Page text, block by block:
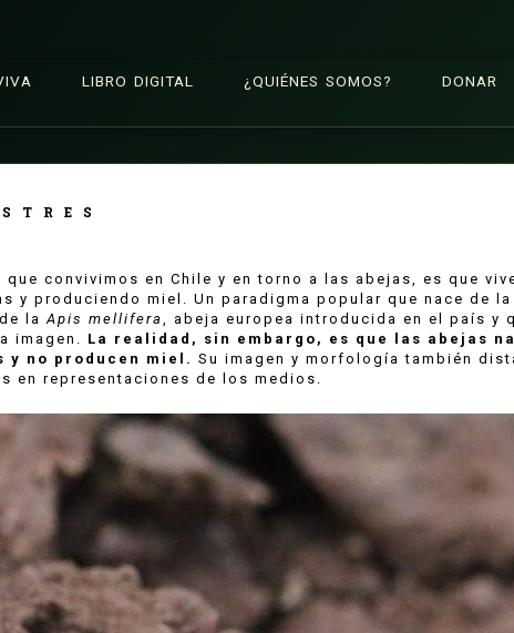
LIBRO DIGITAL ¿QUIÉNES SOMOS? DONAR
convivimos en Chile y en torno a las abejas, es que
y produciendo miel. Un paradigma popular que nace de
de laApis mellifera , abeja europea introducida en el país y
imagen. La realidad, sin embargo, es que las abejas
y no producen miel. Su imagen y morfología también
en representaciones de los medios.